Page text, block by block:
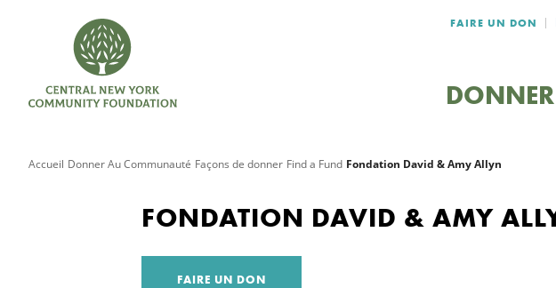
FAIRE UN DON
DONNER
Accueil Donner Au Communauté Façons de donner Find a Fund Fondation David & Amy Allyn
FONDATION DAVID & AMY
FAIRE UN DON